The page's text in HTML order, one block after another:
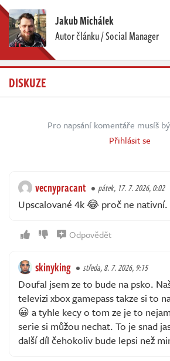
Jakub Michálek
Autor článku / Social Manager
DISKUZE
Pro napsání komentáře musíš
Přihlásit se
vecnypracant pátek, 17. 7. 2026, 0:02
Upscalované 4k 😂 proč ne nativní.
Odpovědět
skinyking středa, 8. 7. 2026, 9:15
Doufal jsem ze to bude na psko.
televizi xbox gamepass takze si to
😀 a tyhle kecy o tom ze je to
serie si můžou nechat. To je snad
další díl čehokoliv bude lepsi než